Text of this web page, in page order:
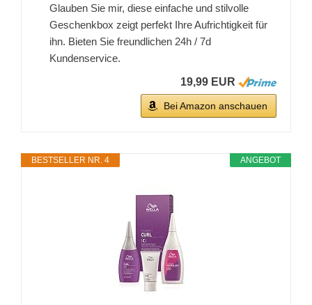
Glauben Sie mir, diese einfache und stilvolle
Geschenkbox zeigt perfekt Ihre Aufrichtigkeit für
ihn. Bieten Sie freundlichen 24h / 7d
Kundenservice.
19,99 EUR
Bei Amazon anschauen
ANGEBOT
BESTSELLER NR. 4